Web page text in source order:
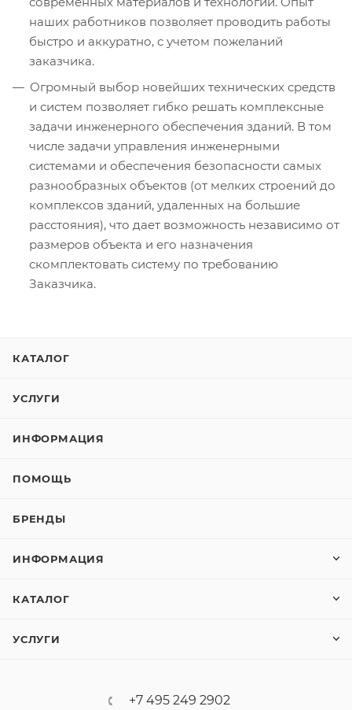
наших работников позволяет проводить работы
быстро и аккуратно, с учетом пожеланий
заказчика.
Огромный выбор новейших технических средств
и систем позволяет гибко решать комплексные
задачи инженерного обеспечения зданий. В том
числе задачи управления инженерными
системами и обеспечения безопасности самых
разнообразных объектов (от мелких строений до
комплексов зданий, удаленных на большие
расстояния), что дает возможность независимо от
размеров объекта и его назначения
скомплектовать систему по требованию
Заказчика.
КАТАЛОГ
УСЛУГИ
ИНФОРМАЦИЯ
ПОМОЩЬ
БРЕНДЫ
ИНФОРМАЦИЯ
КАТАЛОГ
УСЛУГИ
+7 495 249 2902